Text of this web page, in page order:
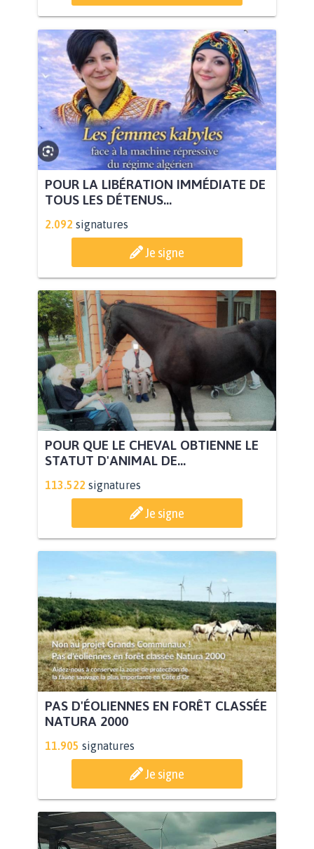
POUR LA LIBÉRATION IMMÉDIATE DE
TOUS LES DÉTENUS...
2.092 signatures
Je signe
POUR QUE LE CHEVAL OBTIENNE LE
STATUT D'ANIMAL DE...
113.522 signatures
Je signe
PAS D'ÉOLIENNES EN FORÊT CLASSÉE
NATURA 2000
11.905 signatures
Je signe